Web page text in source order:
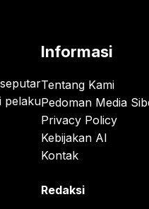
pelaku
Informasi
Tentang Kami
Pedoman Media
Privacy Policy
Kebijakan AI
Kontak
Redaksi